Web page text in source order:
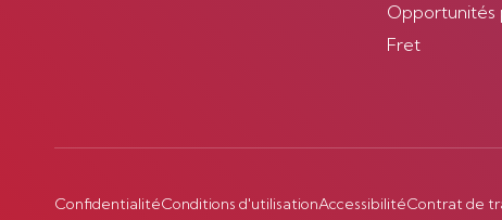
Opportunités
Fret
ConfidentialitéConditions d'utilisationAccessibilitéContrat de